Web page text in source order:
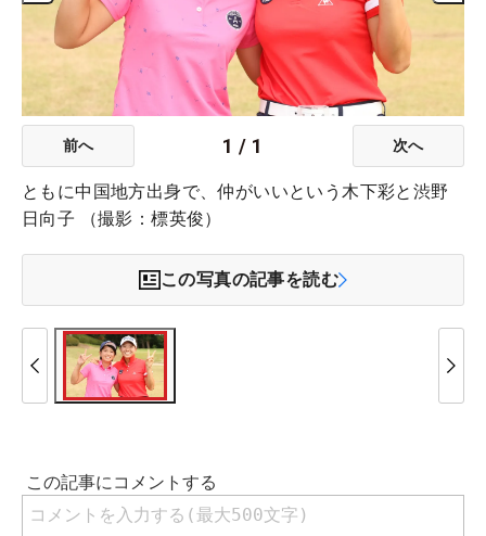
前へ 1 / 1 次へ
ともに中国地方出身で、仲がいいという木下彩と渋野
日向子 （撮影：標英俊）
この写真の記事を読む